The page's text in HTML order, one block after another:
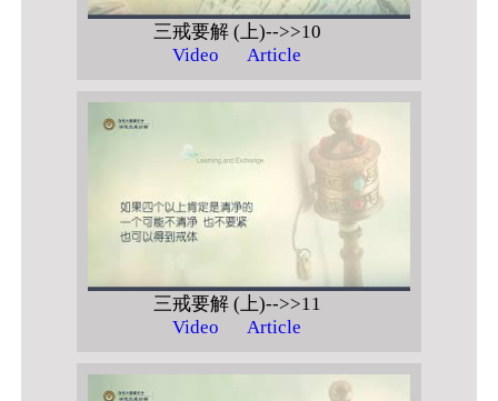
三戒要解 (上)-->>10
Video
Article
三戒要解 (上)-->>11
Video
Article